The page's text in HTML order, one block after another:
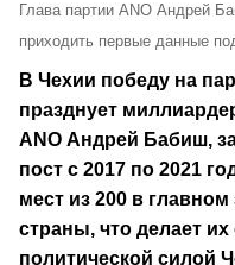
Глава партии ANO Андрей
приходить первые данные
В Чехии победу на
празднует
ANO Андрей Бабиш,
пост с 2017 по 2021
мест из 200 в
страны, что делает
политической силой